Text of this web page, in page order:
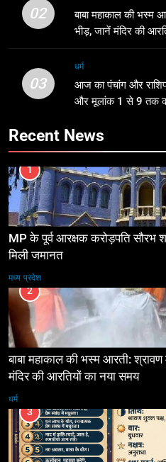
02
बाबा महाकाल की भस्म
भीड़, जानें मंदिर की
03
धर्म
आज का पंचांग और
और मूलांक 1 से 9 तक
Recent News
1
MP के पूर्व आरक्षक करोड़पति सौरभ
मिली जमानत
मध्य प्रदेश
2
बाबा महाकाल की भस्म आरती:
मंदिर की आरतियों का नया समय
धर्म
3